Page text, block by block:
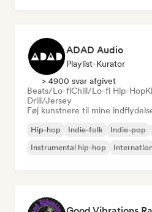
ADAD Audio
Playlist-Kurator
> 4900 svar afgivet
Beats/Lo-fiChill/Lo-fi Hip-Hop
Drill/Jersey
Føj kunstnere til mine
Hip-hop Indie-folk Indie-pop
Instrumental hip-hop